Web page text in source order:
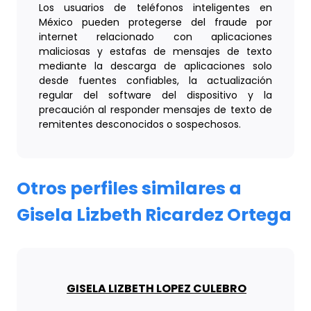
Los usuarios de teléfonos inteligentes en
México pueden protegerse del fraude por
internet relacionado con aplicaciones
maliciosas y estafas de mensajes de texto
mediante la descarga de aplicaciones solo
desde fuentes confiables, la actualización
regular del software del dispositivo y la
precaución al responder mensajes de texto de
remitentes desconocidos o sospechosos.
Otros perfiles similares a
Gisela Lizbeth Ricardez Ortega
GISELA LIZBETH LOPEZ CULEBRO